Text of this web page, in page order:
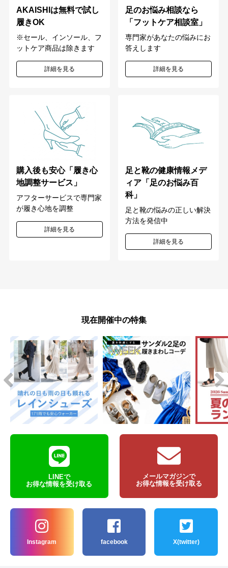
AKAISHIは無料で試し
履きOK
※セール、インソール、フ
ットケア商品は除きます
詳細を見る
足のお悩み相談なら
「フットケア相談室」
専門家があなたの悩みにお
答えします
詳細を見る
購入後も安心「履き心
地調整サービス」
アフターサービスで専門家
が履き心地を調整
詳細を見る
足と靴の健康情報メデ
ィア「足のお悩み百
科」
足と靴の悩みの正しい解決
方法を発信中
詳細を見る
現在開催中の特集
LINEで
お得な情報を受け取る
メールマガジンで
お得な情報を受け取る
Instagram facebook X(twitter)